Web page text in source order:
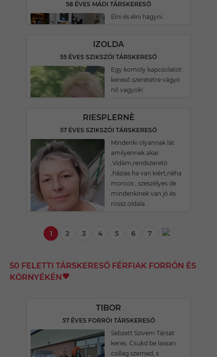
58 ÉVES MÁDI TÁRSKERESŐ
Élni és élni hagyni.
IZOLDA
55 ÉVES SZIKSZÓI TÁRSKERESŐ
Egy komoly kapcsolatot
kereső szeretetre vágyó
nő vagyok!
RIESPLERNÈ
57 ÉVES SZIKSZÓI TÁRSKERESŐ
Mindenki olyannak làt
amilyennek akar
.Vidàm,rendszeretö
,hâzias ha van kiért,néha
morcos , szeszélyes de
mindenkinek van jó és
rossz oldala .
1 2 3 4 5 6 7
50 FELETTI TÁRSKERESŐ FÉRFIAK FORRÓN ÉS
KÖRNYÉKÉN
TIBOR
57 ÉVES FORRÓI TÁRSKERESŐ
Sebzett Szívem Társat
keres. Csukd be lassan
csillag szemed, s